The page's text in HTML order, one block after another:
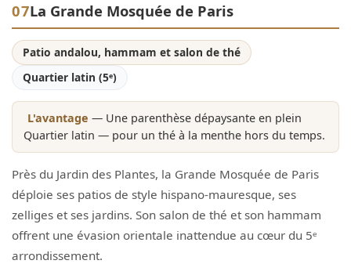
07La Grande Mosquée de Paris
Patio andalou, hammam et salon de thé
Quartier latin (5ᵉ)
L'avantage — Une parenthèse dépaysante en plein
Quartier latin — pour un thé à la menthe hors du temps.
Près du Jardin des Plantes, la Grande Mosquée de Paris
déploie ses patios de style hispano-mauresque, ses
zelliges et ses jardins. Son salon de thé et son hammam
offrent une évasion orientale inattendue au cœur du 5ᵉ
arrondissement.